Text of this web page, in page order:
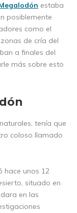
estaba
posiblemente
como el
de cría del
a finales del
más sobre esto
tenía que
coloso llamado
hace unos 12
situado en
en las